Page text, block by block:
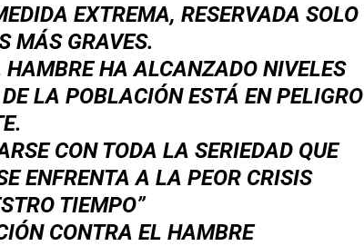
EXTREMA, RESERVADA SOLO
MÁS GRAVES.
HA ALCANZADO NIVELES
LA POBLACIÓN ESTÁ EN PELIGRO
CON TODA LA SERIEDAD QUE
ENFRENTA A LA PEOR CRISIS
TIEMPO”
CONTRA EL HAMBRE